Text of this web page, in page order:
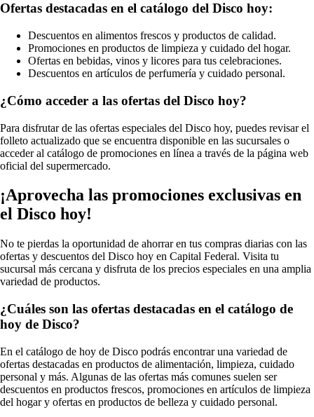
Ofertas destacadas en el catálogo del Disco hoy:
Descuentos en alimentos frescos y productos de calidad.
Promociones en productos de limpieza y cuidado del hogar.
Ofertas en bebidas, vinos y licores para tus celebraciones.
Descuentos en artículos de perfumería y cuidado personal.
¿Cómo acceder a las ofertas del Disco hoy?
Para disfrutar de las ofertas especiales del Disco hoy, puedes revisar el
folleto actualizado que se encuentra disponible en las sucursales o
acceder al catálogo de promociones en línea a través de la página web
oficial del supermercado.
¡Aprovecha las promociones exclusivas en
el Disco hoy!
No te pierdas la oportunidad de ahorrar en tus compras diarias con las
ofertas y descuentos del Disco hoy en Capital Federal. Visita tu
sucursal más cercana y disfruta de los precios especiales en una amplia
variedad de productos.
¿Cuáles son las ofertas destacadas en el catálogo de
hoy de Disco?
En el catálogo de hoy de Disco podrás encontrar una variedad de
ofertas destacadas en productos de alimentación, limpieza, cuidado
personal y más. Algunas de las ofertas más comunes suelen ser
descuentos en productos frescos, promociones en artículos de limpieza
del hogar y ofertas en productos de belleza y cuidado personal.